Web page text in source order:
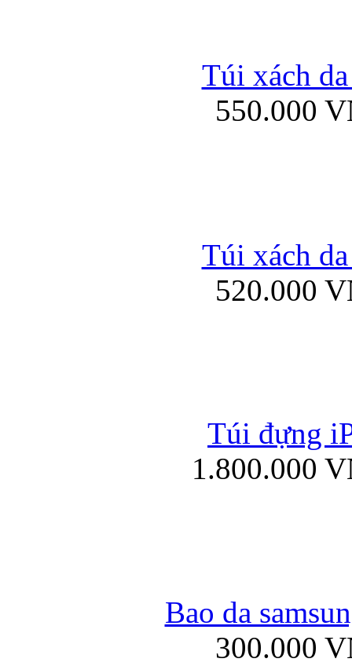
Bao da iPad
Túi xách da
Túi xách
550.000
Túi xách
520.000
Túi đựng
1.800.000
Bao da
300.000